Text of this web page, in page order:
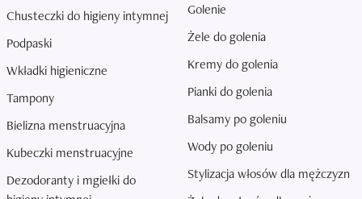
Chusteczki do higieny intymnej
Podpaski
Wkładki higieniczne
Tampony
Bielizna menstruacyjna
Kubeczki menstruacyjne
Dezodoranty i mgiełki do
Golenie
Żele do golenia
Kremy do golenia
Pianki do golenia
Balsamy po goleniu
Wody po goleniu
Stylizacja włosów dla mężczyzn